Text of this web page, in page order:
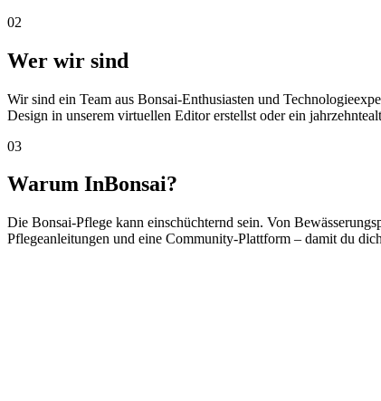
02
Wer wir sind
Wir sind ein Team aus Bonsai-Enthusiasten und
Design in unserem virtuellen Editor erstellst oder ein
03
Warum InBonsai?
Die Bonsai-Pflege kann einschüchternd sein. Von
Pflegeanleitungen und eine Community-Plattform – damit du